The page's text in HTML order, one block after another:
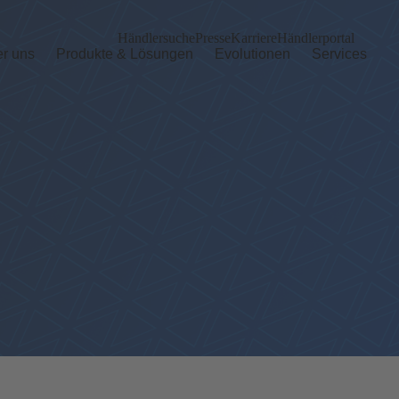
uns Produkte & Lösungen Evolutionen Services
HändlersuchePresseKarriereHändlerportal